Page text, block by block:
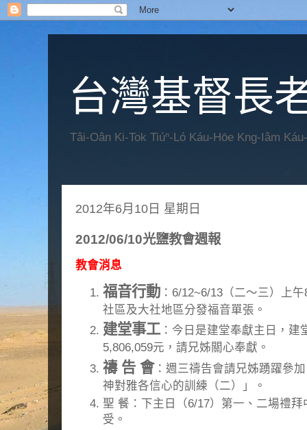
台灣基督長
Tâi-Oân Ki-Tok Tiúⁿ-Ló Káu-Hōe Kng-Iâm
2012年6月10日 星期日
2012/06/10光鹽教會週報
教會消息
福音行動 ：6/12~6/13（二～三）上
社區及大社地區分發福音單張。
建堂事工：今日是建堂奉獻主日，建
5,806,059元，請兄姊關心奉獻。
禱 告 會 ：週三禱告會請兄姊踴躍參
神對雅各信心的訓練（二）」。
聖 餐：下主日（6/17）第一、二場禮
受。